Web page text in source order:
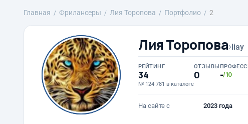
Главная Фрилансеры Лия Торопова Портфолио 2
Лия Торопова›liay
РЕЙТИНГ
34
№ 124 781 в каталоге
ОТЗЫВЫ
0 -/10
На сайте с 2023 года